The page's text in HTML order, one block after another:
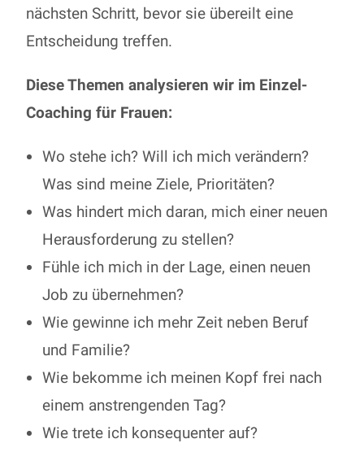
nächsten Schritt, bevor sie übereilt eine
Entscheidung treffen.
Diese Themen analysieren wir im Einzel-
Coaching für Frauen:
Wo stehe ich? Will ich mich verändern?
Was sind meine Ziele, Prioritäten?
Was hindert mich daran, mich einer neuen
Herausforderung zu stellen?
Fühle ich mich in der Lage, einen neuen
Job zu übernehmen?
Wie gewinne ich mehr Zeit neben Beruf
und Familie?
Wie bekomme ich meinen Kopf frei nach
einem anstrengenden Tag?
Wie trete ich konsequenter auf?